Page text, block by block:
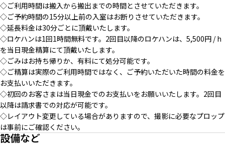
◇ご利用時間は搬入から搬出までの時間とさせていただきます。
◇ご予約時間の15分以上前の入室はお断りさせていただきます。
◇延長料金は30分ごとに頂戴いたします。
◇ロケハンは1回1時間無料です。2回目以降のロケハンは、5,500円 / h
を当日現金精算にて頂戴いたします。
◇ごみはお持ち帰りか、有料にて処分可能です。
◇ご精算は実際のご利用時間ではなく、ご予約いただいた時間の料金を
お支払いいただきます。
◇初回のお客さまは当日現金でのお支払いをお願いいたします。2回目
以降は請求書での対応が可能です。
◇レイアウト変更している場合がありますので、撮影に必要なプロップ
は事前にご確認ください。
設備など